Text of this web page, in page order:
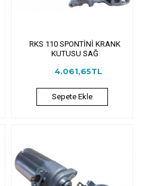
RKS 110 SPONTİNİ KRANK
KUTUSU SAĞ
4.061,65TL
Sepete Ekle